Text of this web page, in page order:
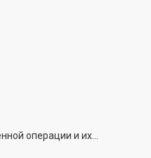
операции и их...